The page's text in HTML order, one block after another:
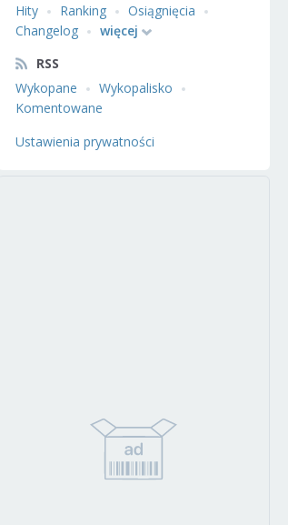
Hity
Ranking
Osiągnięcia
Changelog
więcej
RSS
Wykopane
Wykopalisko
Komentowane
Ustawienia prywatności